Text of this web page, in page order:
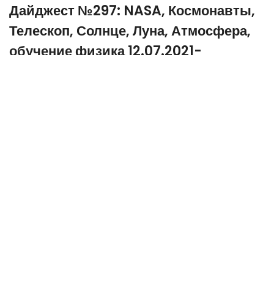
Дайджест №297: NASA, Космонавты,
Телескоп, Солнце, Луна, Атмосфера,
обучение физика 12.07.2021-